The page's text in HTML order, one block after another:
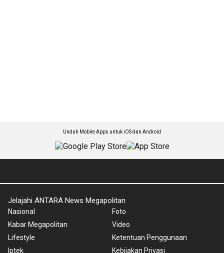
Unduh Mobile Apps untuk iOS dan Android
Jelajahi ANTARA News Megapolitan
Nasional
Kabar Megapolitan
Lifestyle
Iptek
Foto
Video
Ketentuan Penggunaan
Kebijakan Privasi